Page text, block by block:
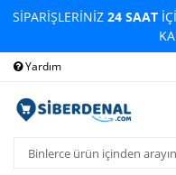
SİPARİŞLERİNİZ24 SAAT
Yardım